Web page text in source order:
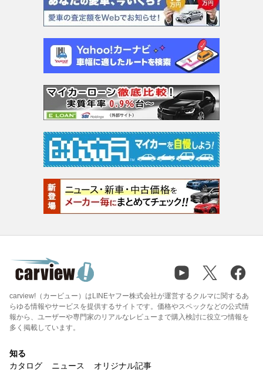
carview!（カービュー）はLINEヤフー株式会社が運営するクルマに関するあ
らゆる情報やサービスを提供するサイトです。価格やスペックなどの公式情
報から、ユーザーや専門家のリアルなレビューまで購入検討に役立つ情報を
多く掲載しています。
知る
カタログ
ニュース オリジナル記事